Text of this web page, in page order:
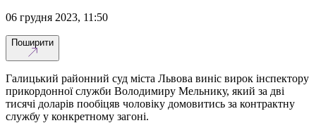
06 грудня 2023, 11:50
Поширити
Галицький районний суд міста Львова виніс вирок інспектору
прикордонної служби Володимиру Мельнику, який за дві
тисячі доларів пообіцяв чоловіку домовитись за контрактну
службу у конкретному загоні.